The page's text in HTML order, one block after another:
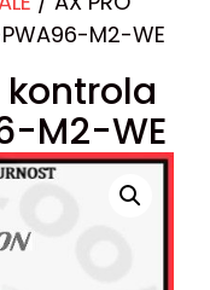
M2-WE
kontrola
M2-WE